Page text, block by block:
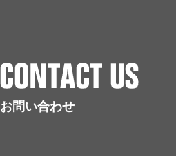
お問い合わせ